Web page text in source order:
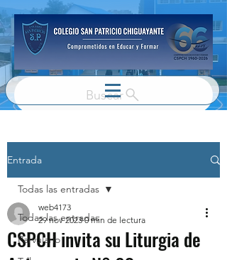
Buscar
Entrada
Todas las entradas
Parvulario
Todas las entradas
CSPCH invita su Liturgia de
web4173
29 nov 2023 0 min de lectura